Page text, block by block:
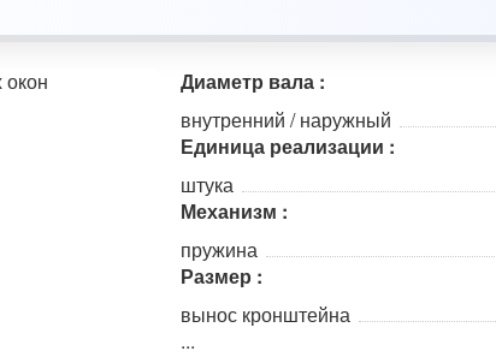
Диаметр вала :
внутренний / наружный
Единица реализации :
штука
Механизм :
пружина
Размер :
вынос кронштейна
...